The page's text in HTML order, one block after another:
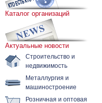
Каталог организаций
Актуальные новости
Строительство и
недвижимость
Металлургия и
машиностроение
Розничная и оптовая